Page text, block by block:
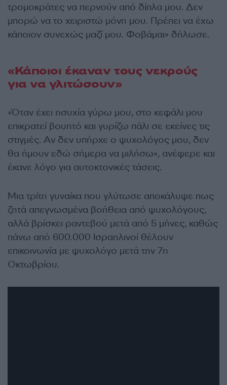
τρομοκράτες να περνούν από δίπλα μου. Δεν
μπορώ να το χειριστώ μόνη μου. Πρέπει να έχω
κάποιον συνεχώς μαζί μου. Φοβάμαι» δήλωσε.
«Κάποιοι έκαναν τους νεκρούς
για να γλιτώσουν»
«Όταν έχει ησυχία γύρω μου, στο κεφάλι μου
επικρατεί βουητό και γυρίζω πάλι σε εκείνες τις
στιγμές. Αν δεν υπήρχε ο ψυχολόγος μου, δεν
θα ήμουν εδώ σήμερα να μιλήσω», ανέφερε και
έκανε λόγο για αυτοκτονικές τάσεις.
Μια τρίτη γυναίκα που γλύτωσε αποκάλυψε πως
ζητά απεγνωσμένα βοήθεια από ψυχολόγους,
αλλά βρίσκει ραντεβού μετά από 5 μήνες, καθώς
πάνω από 600.000 Ισραηλινοί θέλουν
επικοινωνία με ψυχολόγο μετά την 7η
Οκτωβρίου.